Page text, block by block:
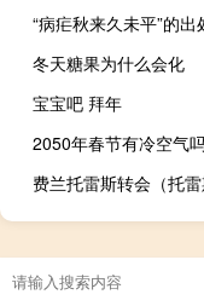
“病疟秋来久未平”的出
冬天糖果为什么会化
宝宝吧 拜年
2050年春节有冷空气